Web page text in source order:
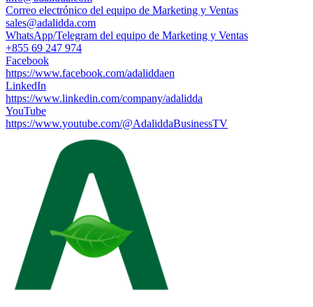
Correo electrónico del equipo de Marketing y Ventas
sales@adalidda.com
WhatsApp/Telegram del equipo de Marketing y Ventas
+855 69 247 974
Facebook
https://www.facebook.com/adaliddaen
LinkedIn
https://www.linkedin.com/company/adalidda
YouTube
https://www.youtube.com/@AdaliddaBusinessTV